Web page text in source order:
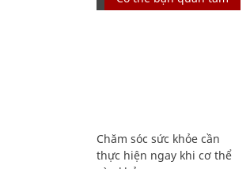
Chăm sóc sức khỏe cần
thực hiện ngay khi cơ thể